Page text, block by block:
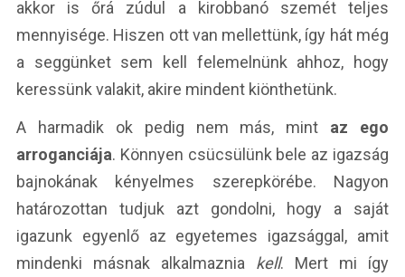
akkor is őrá zúdul a kirobbanó szemét teljes
mennyisége. Hiszen ott van mellettünk, így hát még
a seggünket sem kell felemelnünk ahhoz, hogy
keressünk valakit, akire mindent kiönthetünk.
A harmadik ok pedig nem más, mint az ego
arroganciája. Könnyen csücsülünk bele az igazság
bajnokának kényelmes szerepkörébe. Nagyon
határozottan tudjuk azt gondolni, hogy a saját
igazunk egyenlő az egyetemes igazsággal, amit
mindenki másnak alkalmaznia kell. Mert mi így